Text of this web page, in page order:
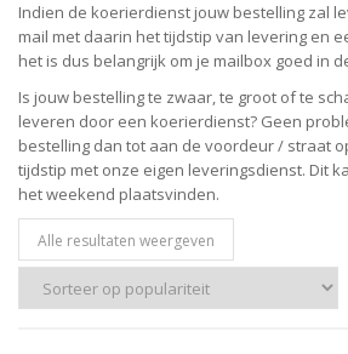
Indien de koerierdienst jouw bestelling zal
mail met daarin het tijdstip van levering en
het is dus belangrijk om je mailbox goed in
Is jouw bestelling te zwaar, te groot of te
leveren door een koerierdienst? Geen
bestelling dan tot aan de voordeur / straat
tijdstip met onze eigen leveringsdienst. Dit
het weekend plaatsvinden.
Alle resultaten weergeven